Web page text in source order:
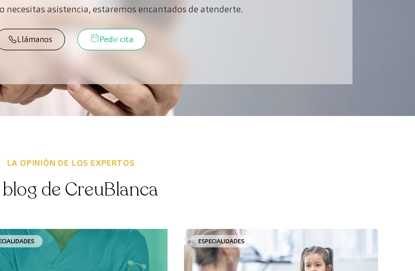
necesitas asistencia, estaremos encantados de atenderte.
Llámanos Pedir cita
LA OPINIÓN DE LOS EXPERTOS
de CreuBlanca
ESPECIALIDADES